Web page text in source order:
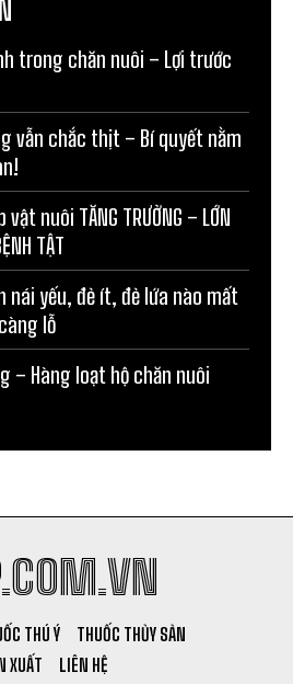
trong chăn nuôi – Lợi trước
vẫn chắc thịt – Bí quyết nằm
nuôi TĂNG TRƯỞNG – LỚN
TẬT
nái yếu, đẻ ít, đẻ lứa nào mất
lỗ
– Hàng loạt hộ chăn nuôi
THÚ Ý
THUỐC THỦY SẢN
XUẤT LIÊN HỆ